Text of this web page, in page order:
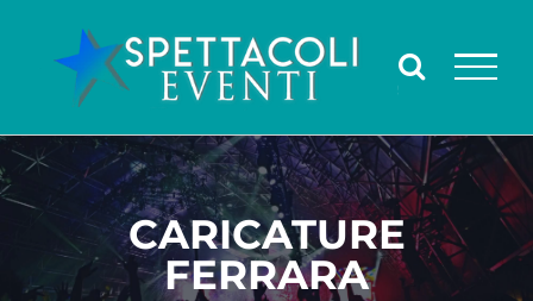
contenuto
CARICATURE
FERRARA